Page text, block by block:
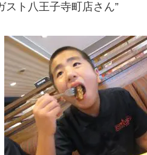
スト八王子寺町店さん”